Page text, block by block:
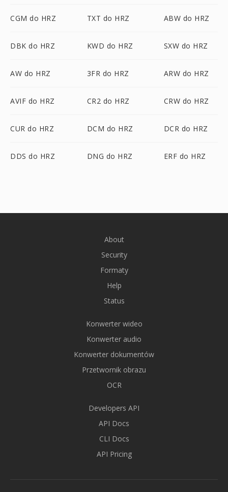
CGM do HRZ TXT do HRZ ABW do HRZ
DBK do HRZ KWD do HRZ SXW do HRZ
AW do HRZ 3FR do HRZ ARW do HRZ
AVIF do HRZ CR2 do HRZ CRW do HRZ
CUR do HRZ DCM do HRZ DCR do HRZ
DDS do HRZ DNG do HRZ ERF do HRZ
About
Security
Formaty
Help
Status
Konwerter wideo
Konwerter audio
Konwerter dokumentów
Przetwornik obrazu
OCR
Developers API
API Docs
CLI Docs
API Pricing